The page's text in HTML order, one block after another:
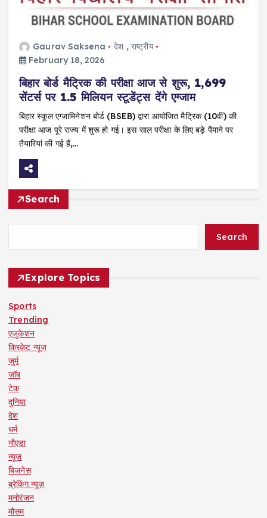
Gaurav Saksena देश ,राष्ट्रीय
February 18, 2026
बिहार बोर्ड मैट्रिक की परीक्षा आज से शुरू, 1,699
सेंटर्स पर 1.5 मिलियन स्टूडेंट्स देंगे एग्जाम
बिहार स्कूल एग्जामिनेशन बोर्ड (BSEB) द्वारा आयोजित मैट्रिक (10वीं) की
परीक्षा आज पूरे राज्य में शुरू हो गई। इस साल परीक्षा के लिए बड़े पैमाने पर
तैयारियां की गई हैं,…
Search
Search
Explore Topics
Sports
Trending
एजुकेशन
क्रिकेट न्यूज
जुर्म
जॉब
टेक
दुनिया
देश
धर्म
नौएडा
न्यूज
बिजनेस
ब्रेकिंग न्यूज़
मनोरंजन
मौसम